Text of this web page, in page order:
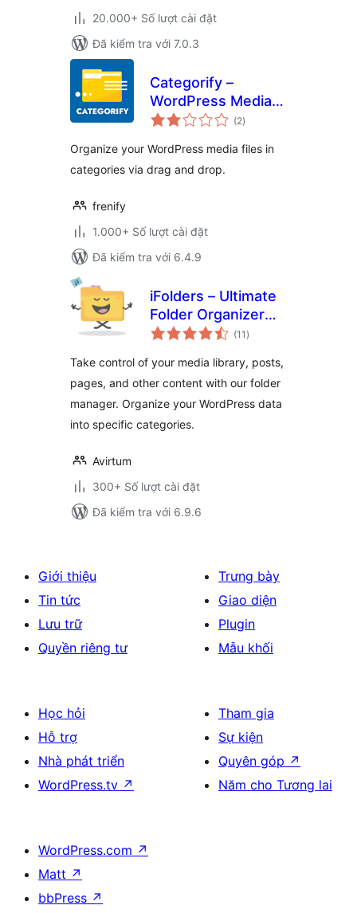
20.000+ Số lượt cài đặt
Đã kiểm tra với 7.0.3
Categorify –
WordPress Media
Library Category &
(2tổng
đánh
)
Organize your WordPress media files in
categories via drag and drop.
frenify
1.000+ Số lượt cài đặt
Đã kiểm tra với 6.4.9
iFolders – Ultimate
Folder Organizer
for Media Library,
Users
(11 tổng
đánh
)
Take control of your media library, posts,
pages, and other content with our folder
manager. Organize your WordPress data
into specific categories.
Avirtum
300+ Số lượt cài đặt
Đã kiểm tra với 6.9.6
Giới thiệu
Tin tức
Lưu trữ
Quyền riêng tư
Trưng bày
Giao diện
Plugin
Mẫu khối
Học hỏi
Hỗ trợ
Nhà phát triển
WordPress.tv ↗
Tham gia
Sự kiện
Quyên góp ↗
Năm cho Tương lai
WordPress.com ↗
Matt ↗
bbPress ↗